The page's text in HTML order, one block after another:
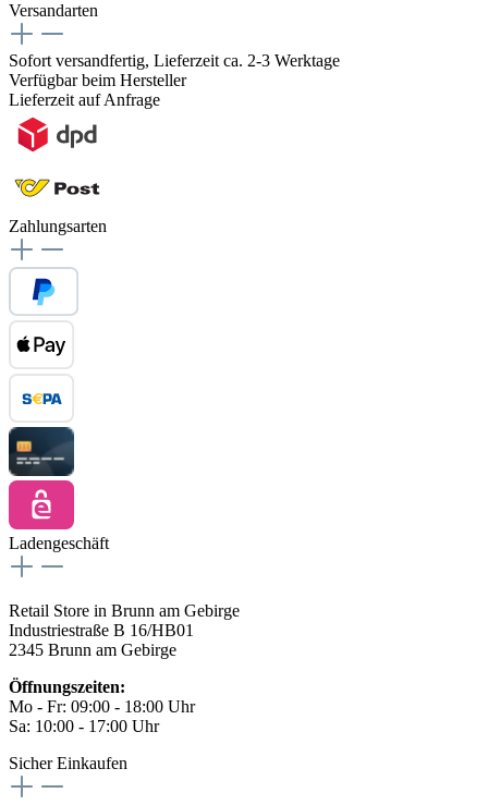
Versandarten
Sofort versandfertig, Lieferzeit ca. 2-3 Werktage
Verfügbar beim Hersteller
Lieferzeit auf Anfrage
Zahlungsarten
Ladengeschäft
Retail Store in Brunn am Gebirge
Industriestraße B 16/HB01
2345 Brunn am Gebirge
Öffnungszeiten:
Mo - Fr: 09:00 - 18:00 Uhr
Sa: 10:00 - 17:00 Uhr
Sicher Einkaufen